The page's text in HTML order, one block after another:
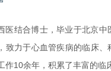
医结合博士，毕业于北京中
致力于心血管疾病的临床、
作10余年，积累了丰富的临